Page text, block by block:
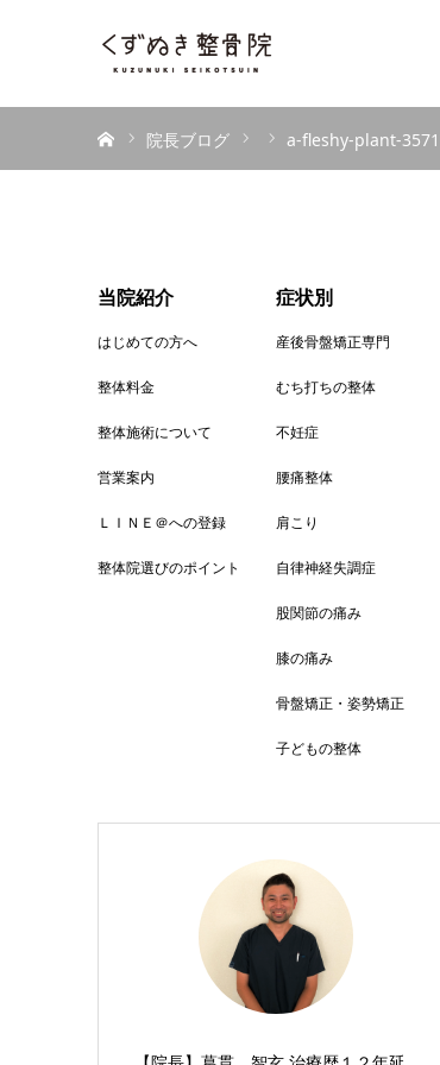
院長ブログ a-fleshy-plant-
当院紹介
はじめての方へ
整体料金
整体施術について
営業案内
ＬＩＮＥ＠への登録
整体院選びのポイント
症状別
産後骨盤矯正専門
むち打ちの整体
不妊症
腰痛整体
肩こり
自律神経失調症
股関節の痛み
膝の痛み
骨盤矯正・姿勢矯正
子どもの整体